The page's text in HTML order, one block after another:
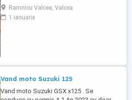
ideală pentru începători sau pentru oraș.
Fără daune, lovituri!
Ramnicu Valcea, Valcea
1 ianuarie
Vand moto Suzuki 125
Vand moto Suzuki GSX x125 . Se